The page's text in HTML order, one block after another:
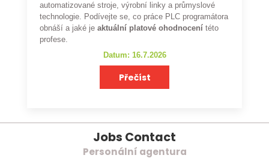
automatizované stroje, výrobní linky a průmyslové
technologie. Podívejte se, co práce PLC programátora
obnáší a jaké je aktuální platové ohodnocení této
profese.
Datum: 16.7.2026
Přečíst
Jobs Contact
Personální agentura